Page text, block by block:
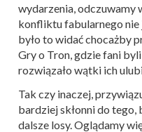
wydarzenia, odczuwamy
konfliktu fabularnego nie
było to widać chocażby
Gry o Tron, gdzie fani
rozwiązało wątki ich
Tak czy inaczej,
bardziej skłonni do tego,
dalsze losy. Oglądamy